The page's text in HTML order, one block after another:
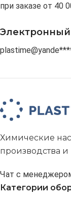
при заказе от 40
Химические
производства
Чат с
Категории